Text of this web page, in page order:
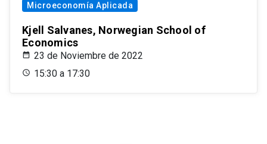
Microeconomía Aplicada
Kjell Salvanes, Norwegian School of
Economics
23 de Noviembre de 2022
15:30 a 17:30